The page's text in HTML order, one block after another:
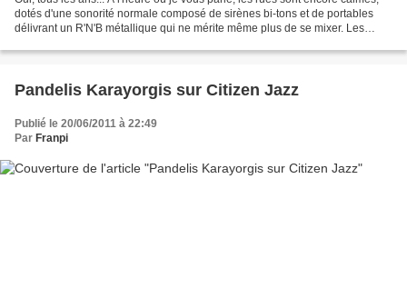
dotés d'une sonorité normale composé de sirènes bi-tons et de portables
délivrant un R'N'B métallique qui ne mérite même plus de se mixer. Les
Pandelis Karayorgis sur Citizen Jazz
Publié le 20/06/2011 à 22:49
Par Franpi